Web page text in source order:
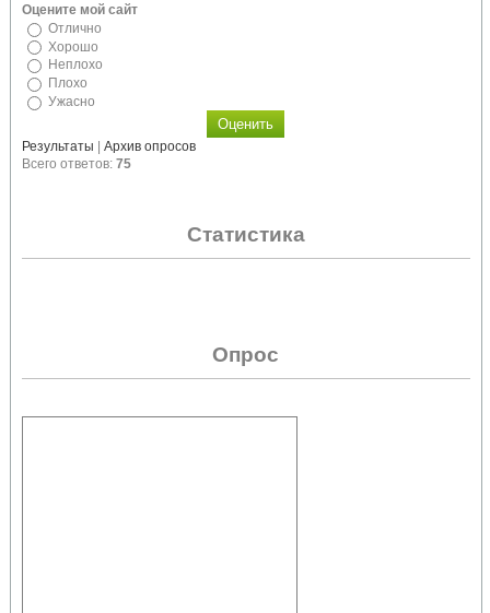
Оцените мой сайт
Отлично
Хорошо
Неплохо
Плохо
Ужасно
Результаты | Архив опросов
Всего ответов: 75
Статистика
Опрос